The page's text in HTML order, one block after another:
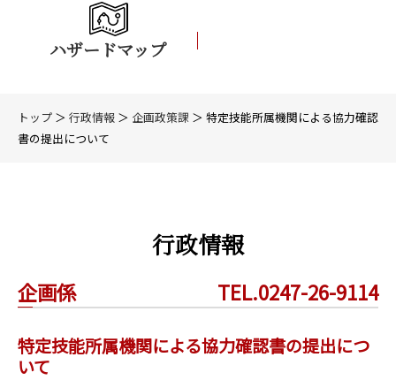
ハザードマップ
トップ ＞ 行政情報 ＞ 企画政策課 ＞ 特定技能所属機関による協力確認
書の提出について
行政情報
企画係 TEL.0247-26-9114
特定技能所属機関による協力確認書の提出につ
いて